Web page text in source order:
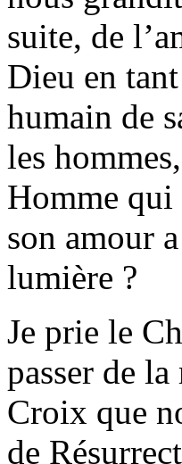
suite, de
Dieu en
humain de
les
Homme qui
son amour
lumière ?
Je prie le
passer de
Croix que
de